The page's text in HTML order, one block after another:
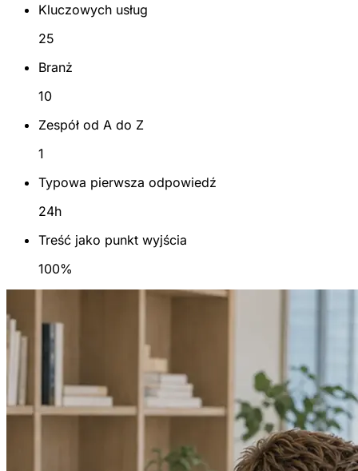
Kluczowych usług
25
Branż
10
Zespół od A do Z
1
Typowa pierwsza odpowiedź
24h
Treść jako punkt wyjścia
100%